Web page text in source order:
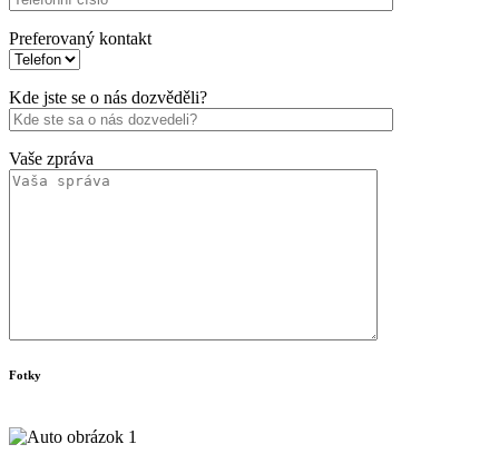
Preferovaný kontakt
Kde jste se o nás dozvěděli?
Vaše zpráva
Fotky